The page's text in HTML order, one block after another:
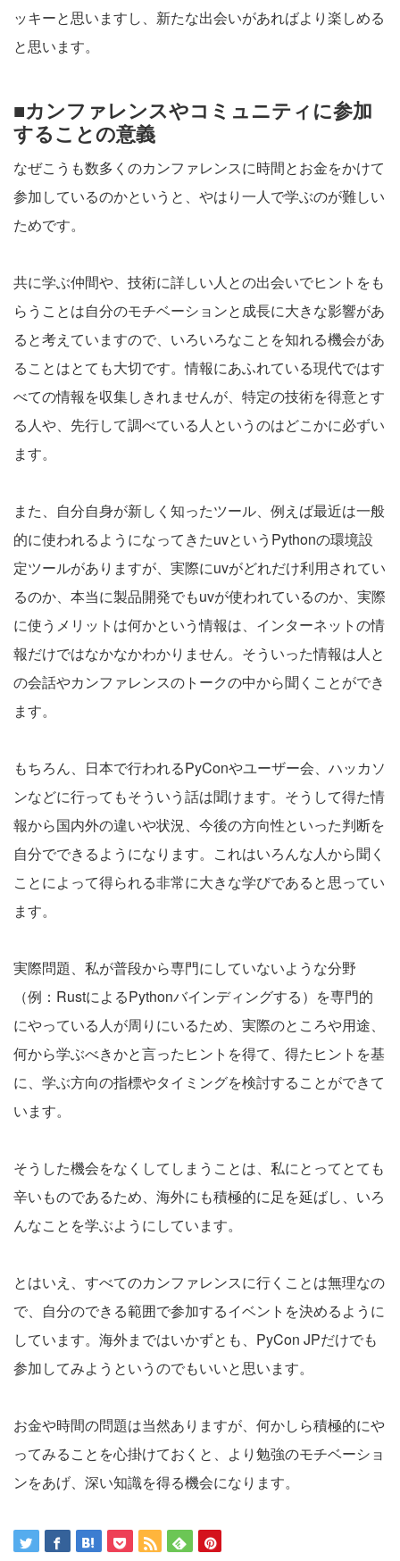
ッキーと思いますし、新たな出会いがあればより楽しめる
と思います。
■カンファレンスやコミュニティに参加
することの意義
なぜこうも数多くのカンファレンスに時間とお金をかけて
参加しているのかというと、やはり一人で学ぶのが難しい
ためです。
共に学ぶ仲間や、技術に詳しい人との出会いでヒントをも
らうことは自分のモチベーションと成長に大きな影響があ
ると考えていますので、いろいろなことを知れる機会があ
ることはとても大切です。情報にあふれている現代ではす
べての情報を収集しきれませんが、特定の技術を得意とす
る人や、先行して調べている人というのはどこかに必ずい
ます。
また、自分自身が新しく知ったツール、例えば最近は一般
的に使われるようになってきたuvというPythonの環境設
定ツールがありますが、実際にuvがどれだけ利用されてい
るのか、本当に製品開発でもuvが使われているのか、実際
に使うメリットは何かという情報は、インターネットの情
報だけではなかなかわかりません。そういった情報は人と
の会話やカンファレンスのトークの中から聞くことができ
ます。
もちろん、日本で行われるPyConやユーザー会、ハッカソ
ンなどに行ってもそういう話は聞けます。そうして得た情
報から国内外の違いや状況、今後の方向性といった判断を
自分でできるようになります。これはいろんな人から聞く
ことによって得られる非常に大きな学びであると思ってい
ます。
実際問題、私が普段から専門にしていないような分野
（例：RustによるPythonバインディングする）を専門的
にやっている人が周りにいるため、実際のところや用途、
何から学ぶべきかと言ったヒントを得て、得たヒントを基
に、学ぶ方向の指標やタイミングを検討することができて
います。
そうした機会をなくしてしまうことは、私にとってとても
辛いものであるため、海外にも積極的に足を延ばし、いろ
んなことを学ぶようにしています。
とはいえ、すべてのカンファレンスに行くことは無理なの
で、自分のできる範囲で参加するイベントを決めるように
しています。海外まではいかずとも、PyCon JPだけでも
参加してみようというのでもいいと思います。
お金や時間の問題は当然ありますが、何かしら積極的にや
ってみることを心掛けておくと、より勉強のモチベーショ
ンをあげ、深い知識を得る機会になります。